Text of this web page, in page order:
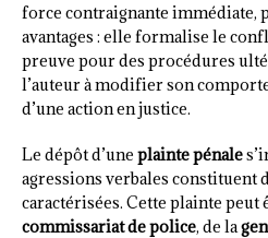
force contraignante immédiate,
avantages : elle formalise le
preuve pour des procédures
l’auteur à modifier son
d’une action en justice.
Le dépôt d’une plainte pénale
agressions verbales constituent
caractérisées. Cette plainte peut
commissariat de police, de la